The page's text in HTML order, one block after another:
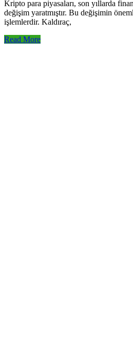
Kripto para piyasaları, son yıllarda
değişim yaratmıştır. Bu değişimin
işlemlerdir. Kaldıraç,
Read More